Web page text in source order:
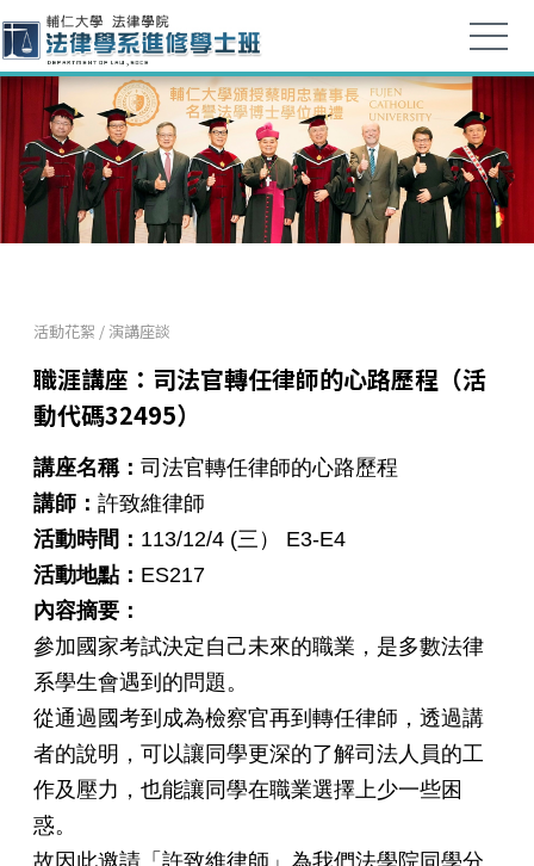
活動花絮 /演講座談
職涯講座：司法官轉任律師的心路歷程（活
動代碼32495）
講座名稱：司法官轉任律師的心路歷程
講師：許致維律師
活動時間： 113/12/4 (三） E3-E4
活動地點： ES217
內容摘要：
參加國家考試決定自己未來的職業，是多數法律
系學生會遇到的問題。
從通過國考到成為檢察官再到轉任律師，透過講
者的說明，可以讓同學更深的了解司法人員的工
作及壓力，也能讓同學在職業選擇上少一些困
惑。